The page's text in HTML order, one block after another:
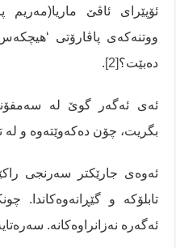
ئۆپێرای ئاڤێ ماریا(مەریم
ووتنەکەی پاڤارۆتی
دەبێت؟[2]
.
ئەی ئەگەر گوێ لە
بگریت، چۆن دەکەوێتەوە و لە
ئەوەی جارێکتر سەرنجی
تابلۆکە و گێڕانەوەکاندا.
ئەگەرە نەزانراوەکانە.